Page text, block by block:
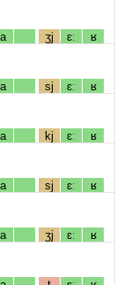
a ʒj ɛː ʁ
a sj ɛː ʁ
a kj ɛː ʁ
a sj ɛː ʁ
a ʒj ɛː ʁ